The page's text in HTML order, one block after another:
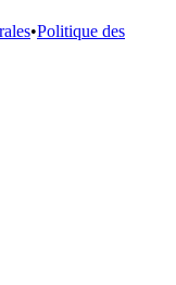
•Politique des